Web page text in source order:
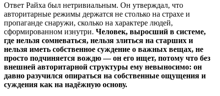
Ответ Райха был нетривиальным. Он утверждал, что
авторитарные режимы держатся не столько на страхе и
пропаганде снаружи, сколько на характере людей,
сформированном изнутри. Человек, выросший в системе,
где нельзя сомневаться, нельзя злиться на старших и
нельзя иметь собственное суждение о важных вещах, не
просто подчиняется вождю — он его ищет, потому что без
внешней авторитарной структуры ему невыносимо: он
давно разучился опираться на собственные ощущения и
суждения как на надёжную основу.